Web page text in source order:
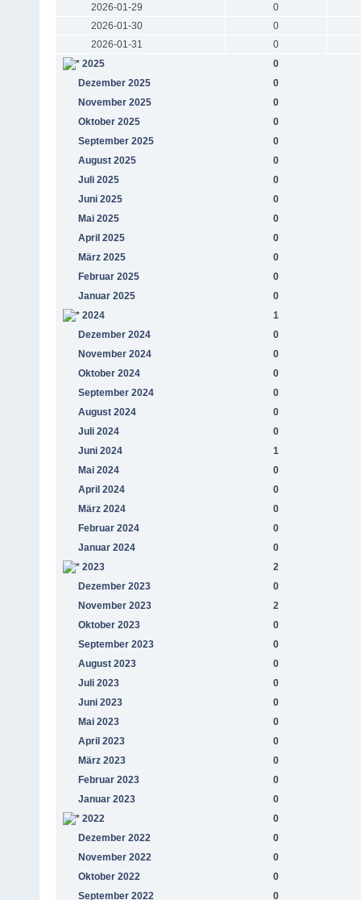
2026-01-29
0
2026-01-30
0
2026-01-31
0
2025
0
Dezember 2025
0
November 2025
0
Oktober 2025
0
September 2025
0
August 2025
0
Juli 2025
0
Juni 2025
0
Mai 2025
0
April 2025
0
März 2025
0
Februar 2025
0
Januar 2025
0
2024
1
Dezember 2024
0
November 2024
0
Oktober 2024
0
September 2024
0
August 2024
0
Juli 2024
0
Juni 2024
1
Mai 2024
0
April 2024
0
März 2024
0
Februar 2024
0
Januar 2024
0
2023
2
Dezember 2023
0
November 2023
2
Oktober 2023
0
September 2023
0
August 2023
0
Juli 2023
0
Juni 2023
0
Mai 2023
0
April 2023
0
März 2023
0
Februar 2023
0
Januar 2023
0
2022
0
Dezember 2022
0
November 2022
0
Oktober 2022
0
September 2022
0